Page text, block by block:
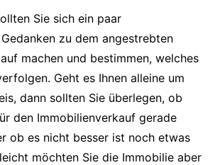
Sie sich ein paar
zu dem angestrebten
machen und bestimmen, welches
Geht es Ihnen alleine um
dann sollten Sie überlegen, ob
den Immobilienverkauf gerade
ob es nicht besser ist noch etwas
möchten Sie die Immobilie aber